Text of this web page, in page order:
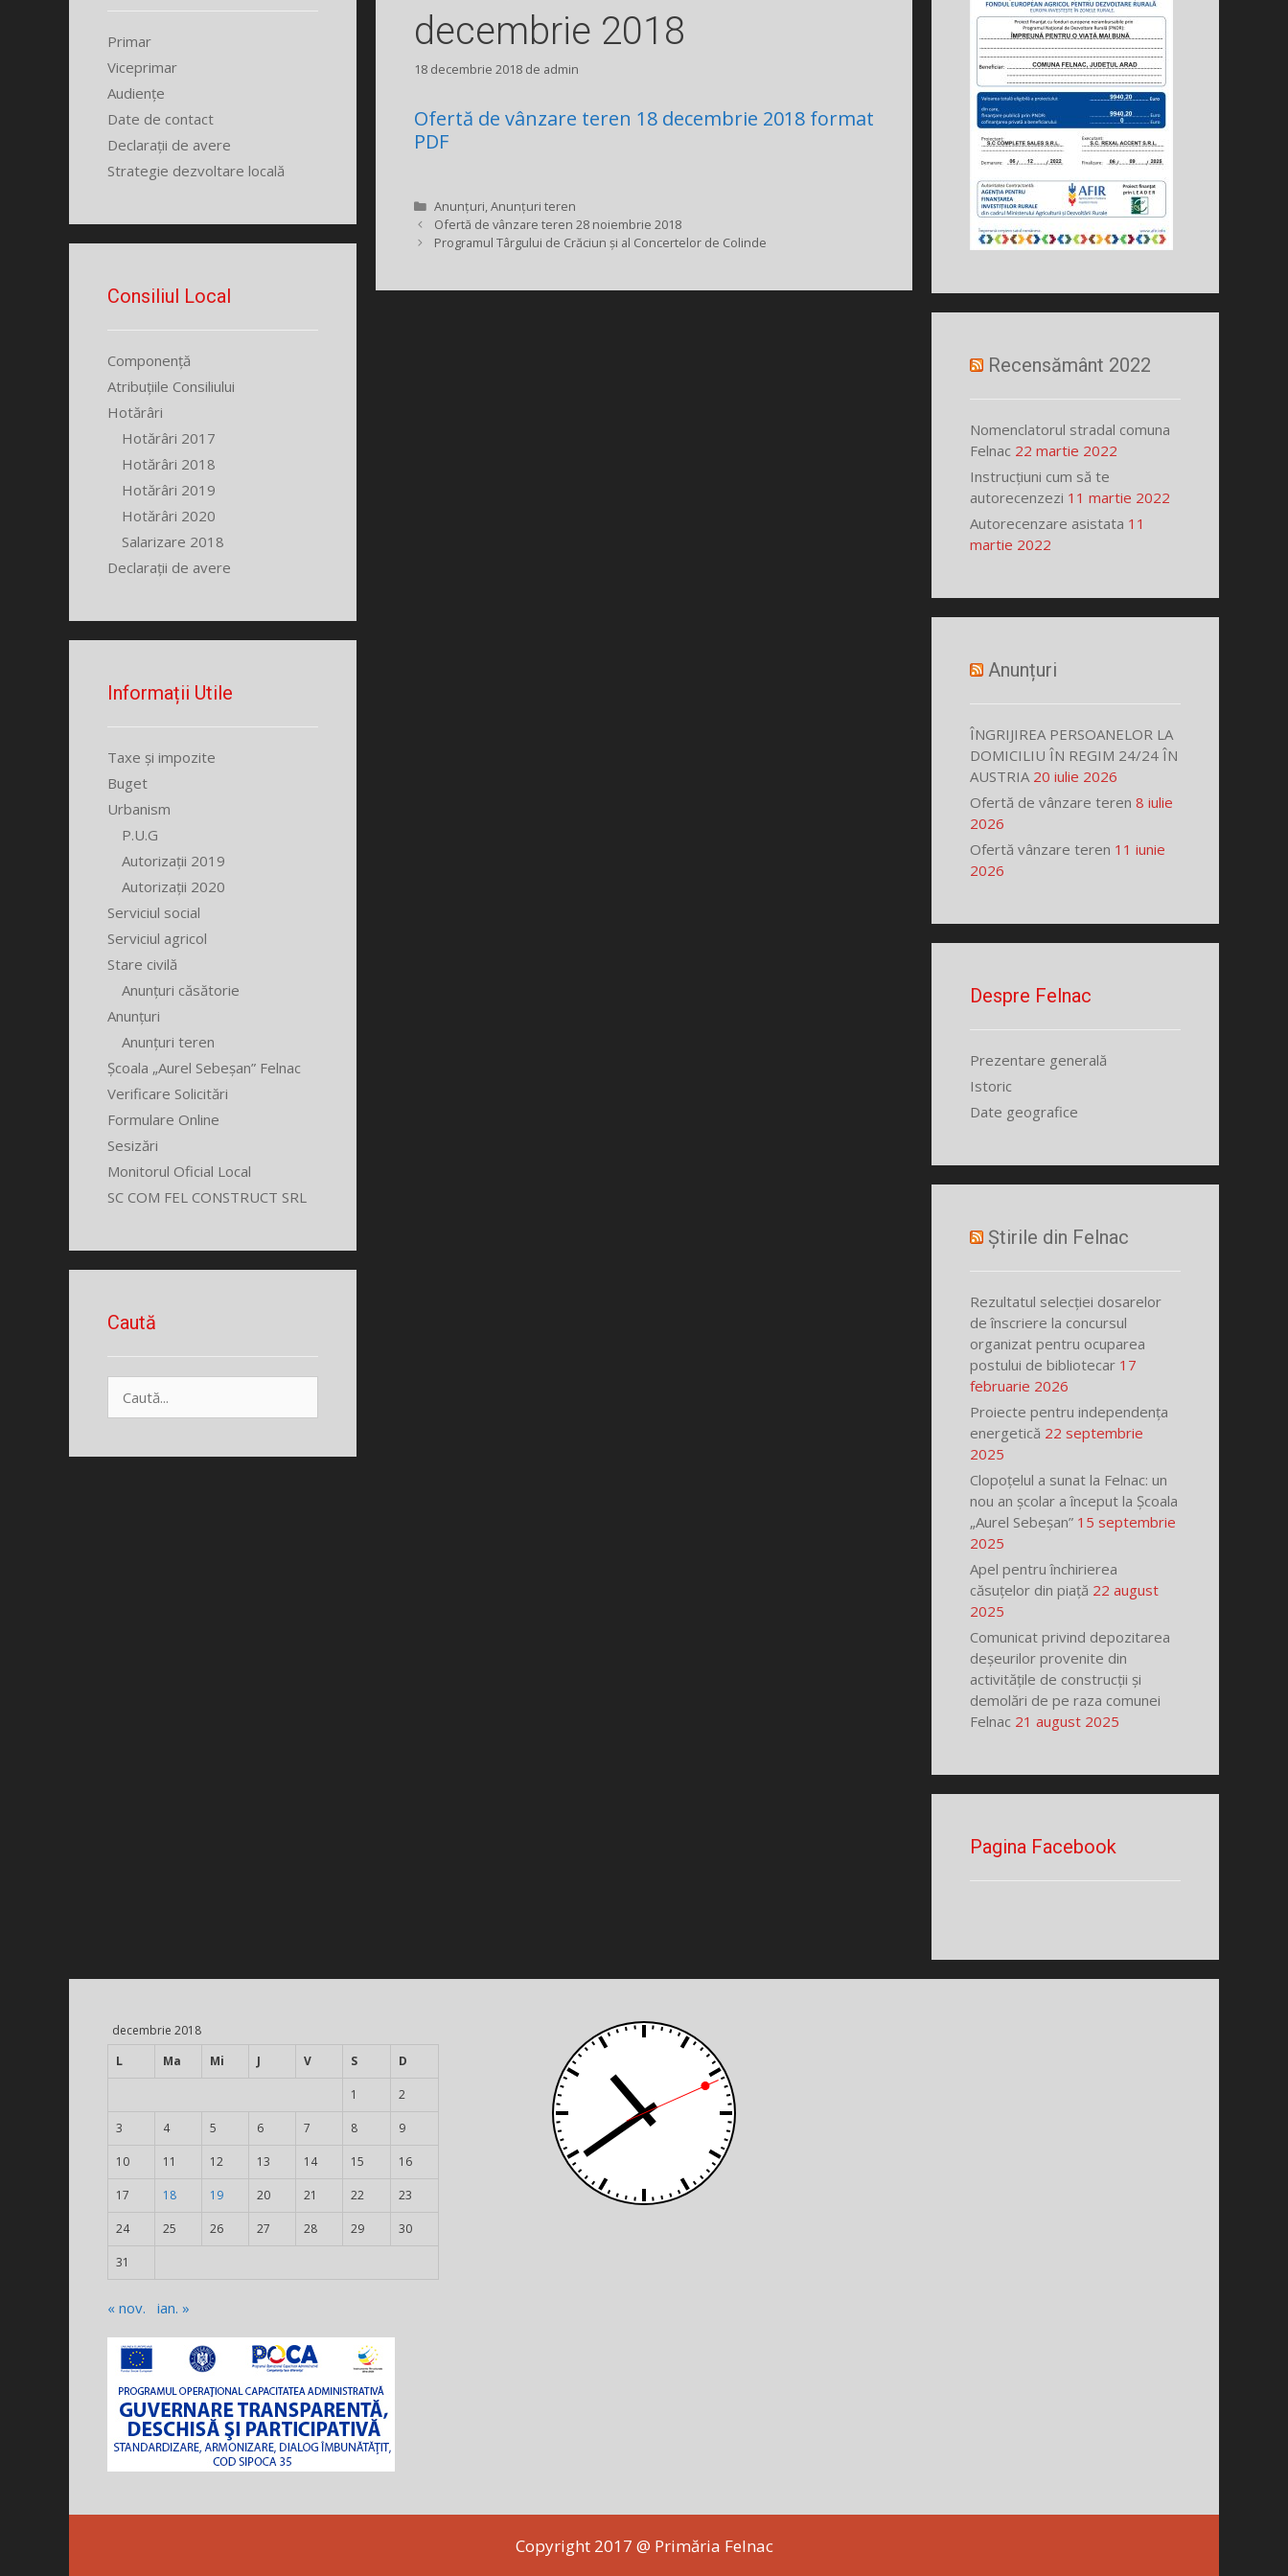
decembrie 2018
18 decembrie 2018 de admin
Ofertă de vânzare teren 18 decembrie 2018 format
PDF
Categorii
Anunțuri,Anunțuri teren
Ofertă de vânzare teren 28 noiembrie 2018
Programul Târgului de Crăciun și al Concertelor de Colinde
Primar
Viceprimar
Audiențe
Date de contact
Declarații de avere
Strategie dezvoltare locală
Consiliul Local
Componență
Atribuțiile Consiliului
Hotărâri
Hotărâri 2017
Hotărâri 2018
Hotărâri 2019
Hotărâri 2020
Salarizare 2018
Declarații de avere
Informații Utile
Taxe și impozite
Buget
Urbanism
P.U.G
Autorizații 2019
Autorizații 2020
Serviciul social
Serviciul agricol
Stare civilă
Anunțuri căsătorie
Anunțuri
Anunțuri teren
Școala „Aurel Sebeșan” Felnac
Verificare Solicitări
Formulare Online
Sesizări
Monitorul Oficial Local
SC COM FEL CONSTRUCT SRL
Caută
după:
Recensământ 2022
Nomenclatorul stradal comuna
Felnac 22 martie 2022
Instrucțiuni cum să te
autorecenzezi 11 martie 2022
Autorecenzare asistata 11
martie 2022
Anunțuri
ÎNGRIJIREA PERSOANELOR LA
DOMICILIU ÎN REGIM 24/24 ÎN
AUSTRIA 20 iulie 2026
Ofertă de vânzare teren 8 iulie
2026
Ofertă vânzare teren 11 iunie
2026
Despre Felnac
Prezentare generală
Istoric
Date geografice
Știrile din Felnac
Rezultatul selecției dosarelor
de înscriere la concursul
organizat pentru ocuparea
postului de bibliotecar 17
februarie 2026
Proiecte pentru independența
energetică 22 septembrie
2025
Clopoțelul a sunat la Felnac: un
nou an școlar a început la Școala
„Aurel Sebeșan” 15 septembrie
2025
Apel pentru închirierea
căsuțelor din piață 22 august
2025
Comunicat privind depozitarea
deșeurilor provenite din
activitățile de construcții și
demolări de pe raza comunei
Felnac 21 august 2025
Pagina Facebook
decembrie 2018
L
Ma Mi J V S D
1 2
3 4 5 6 7 8 9
10 11 12 13 14 15 16
17 18 19 20 21 22 23
24 25 26 27 28 29 30
31
« nov. ian. »
Copyright 2017 @ Primăria Felnac